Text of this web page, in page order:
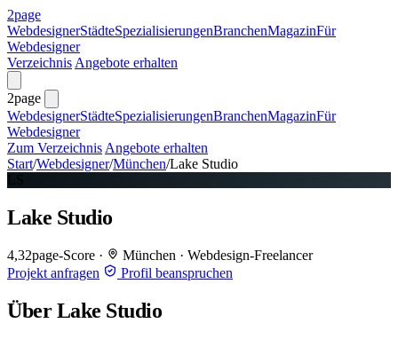
2page
WebdesignerStädteSpezialisierungenBranchenMagazinFür
Webdesigner
Verzeichnis Angebote erhalten
2page
WebdesignerStädteSpezialisierungenBranchenMagazinFür
Webdesigner
Zum Verzeichnis Angebote erhalten
Start/Webdesigner/München/Lake Studio
LS
Lake Studio
4,32page-Score · München · Webdesign-Freelancer
Projekt anfragen
Profil beanspruchen
Über Lake Studio